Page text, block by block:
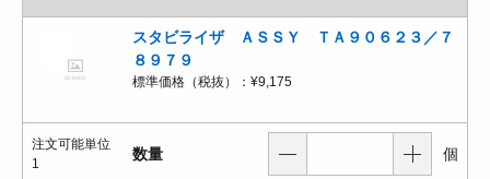
スタビライザ ＡＳＳＹ ＴＡ９０６２３／７
８９７９
標準価格（税抜）： ¥9,175
注文可能単位
1
数量 個